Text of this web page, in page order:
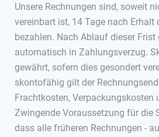
Unsere Rechnungen sind, soweit
vereinbart ist, 14 Tage nach Erhalt
bezahlen. Nach Ablauf dieser Frist
automatisch in Zahlungsverzug.
gewährt, sofern dies gesondert
skontofähig gilt der
Frachtkosten, Verpackungskosten
Zwingende Voraussetzung für die
dass alle früheren Rechnungen -